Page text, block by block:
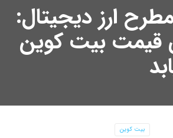
ارز دیجیتال:
قیمت بیت کوین
بیت کوین